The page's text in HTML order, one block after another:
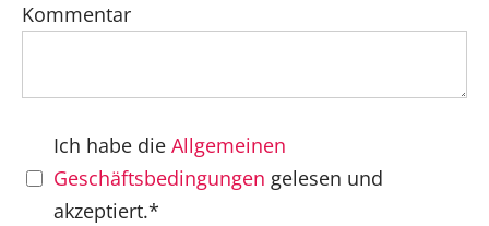
Kommentar
Ich habe die Allgemeinen
Geschäftsbedingungen gelesen und
akzeptiert.*